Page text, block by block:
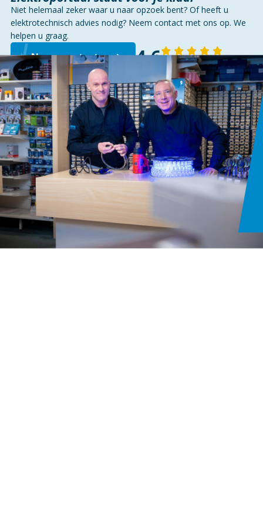
Niet helemaal zeker waar u naar opzoek bent? Of heeft u
elektrotechnisch advies nodig? Neem contact met ons op. We
helpen u graag.
Neem contact op 4,6 143 reviews